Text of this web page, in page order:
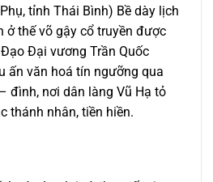
tỉnh Thái Bình) Bề dày lịch
ở thế võ gậy cổ truyền được
Đại vương Trần Quốc
ấn văn hoá tín ngưỡng qua
đình, nơi dân làng Vũ Hạ tỏ
thánh nhân, tiền hiền.